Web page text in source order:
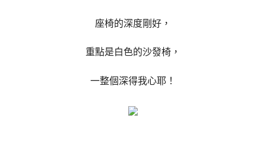
座椅的深度剛好，
重點是白色的沙發椅，
一整個深得我心耶！